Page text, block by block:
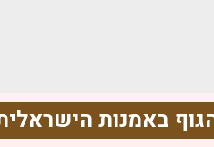
באמנות